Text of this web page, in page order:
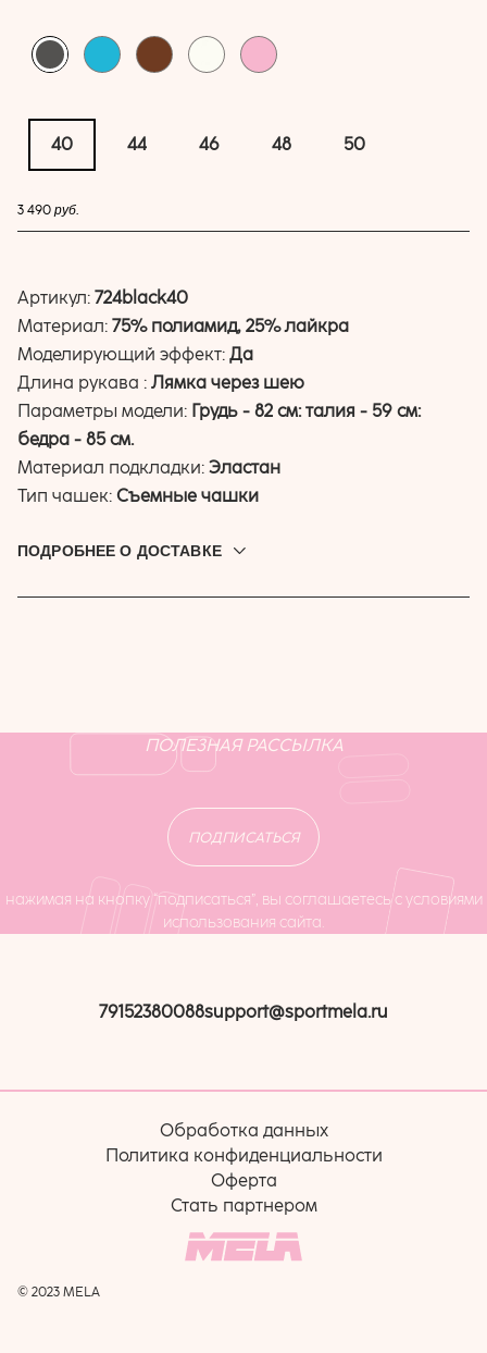
40 44 46 48 50
3 490 руб.
Артикул: 724black40
Материал: 75% полиамид, 25% лайкра
Моделирующий эффект: Да
Длина рукава : Лямка через шею
Параметры модели: Грудь - 82 см: талия - 59 см:
бедра - 85 см.
Материал подкладки: Эластан
Тип чашек: Съемные чашки
ПОДРОБНЕЕ О ДОСТАВКЕ
Доставляем по всей России. Привезём до дверей, в
ПОЛЕЗНАЯ РАССЫЛКА
ПОДПИСАТЬСЯ
нажимая на кнопку “подписаться”, вы соглашаетесь с условиями
использования сайта.
79152380088support@sportmela.ru
Обработка данных
Политика конфиденциальности
Оферта
Стать партнером
© 2023 MELA